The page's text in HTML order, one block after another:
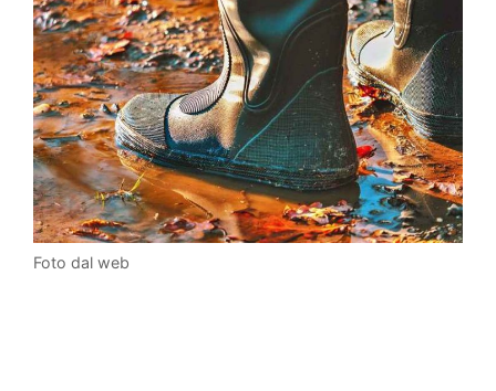
Foto dal web